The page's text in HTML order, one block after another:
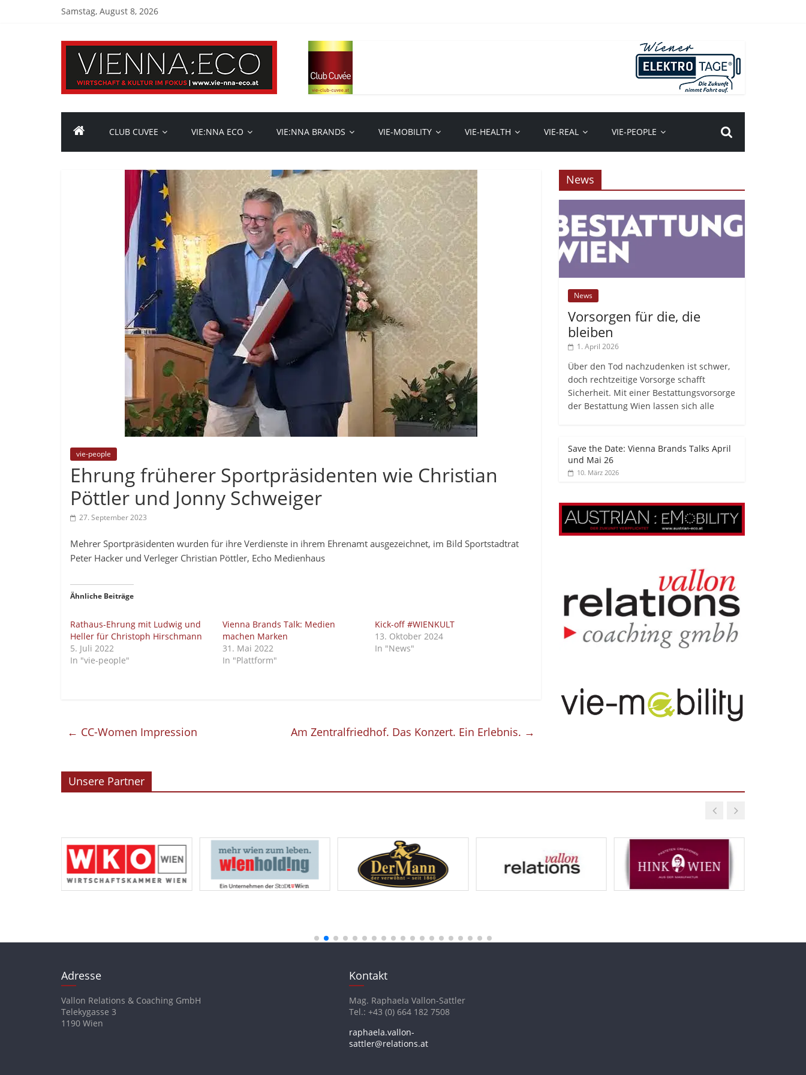
Samstag, August 8, 2026
CLUB CUVEE VIE:NNA ECO VIE:NNA BRANDS VIE-MOBILITY VIE-HEALTH VIE-REAL VIE-PEOPLE
vie-people
Ehrung früherer Sportpräsidenten wie Christian
Pöttler und Jonny Schweiger
27. September 2023
Mehrer Sportpräsidenten wurden für ihre Verdienste in ihrem Ehrenamt ausgezeichnet, im Bild Sportstadtrat
Peter Hacker und Verleger Christian Pöttler, Echo Medienhaus
Ähnliche Beiträge
Rathaus-Ehrung mit Ludwig und
Heller für Christoph Hirschmann
5. Juli 2022
In "vie-people"
Vienna Brands Talk: Medien
machen Marken
31. Mai 2022
In "Plattform"
Kick-off #WIENKULT
13. Oktober 2024
In "News"
← CC-Women Impression Am Zentralfriedhof. Das Konzert. Ein Erlebnis. →
News
News
Vorsorgen für die, die
bleiben
1. April 2026
Über den Tod nachzudenken ist schwer,
doch rechtzeitige Vorsorge schafft
Sicherheit. Mit einer Bestattungsvorsorge
der Bestattung Wien lassen sich alle
Save the Date: Vienna Brands Talks April
und Mai 26
10. März 2026
Unsere Partner
Adresse
Vallon Relations & Coaching GmbH
Telekygasse 3
1190 Wien
Kontakt
Mag. Raphaela Vallon-Sattler
Tel.: +43 (0) 664 182 7508
raphaela.vallon-
sattler@relations.at